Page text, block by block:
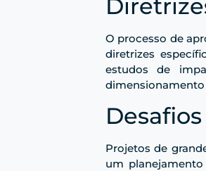
O processo de
diretrizes
estudos de
dimensionamento
Projetos de
um planejamento